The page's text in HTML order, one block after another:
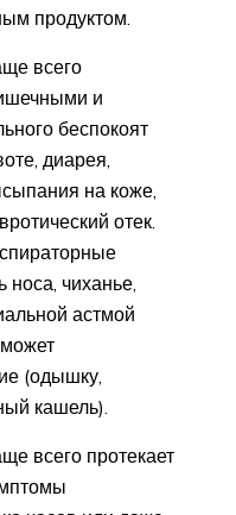
продуктом.
всего
и
беспокоят
диарея,
на коже,
отек.
чиханье,
астмой
(одышку,
кашель).
всего протекает